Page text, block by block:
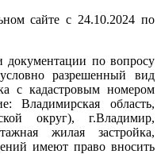
сайте с 24.10.2024 по
документации по вопросу
разрешенный вид
с кадастровым номером
Владимирская область,
округ), г.Владимир,
жилая застройка,
имеют право вносить